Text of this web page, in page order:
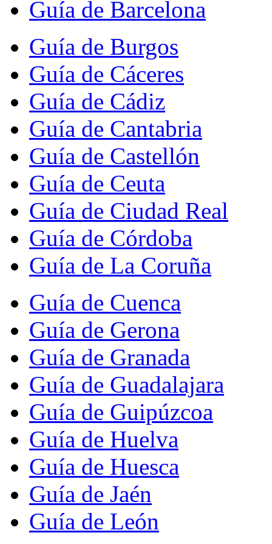
Guía de Barcelona
Guía de Burgos
Guía de Cáceres
Guía de Cádiz
Guía de Cantabria
Guía de Castellón
Guía de Ceuta
Guía de Ciudad Real
Guía de Córdoba
Guía de La Coruña
Guía de Cuenca
Guía de Gerona
Guía de Granada
Guía de Guadalajara
Guía de Guipúzcoa
Guía de Huelva
Guía de Huesca
Guía de Jaén
Guía de León